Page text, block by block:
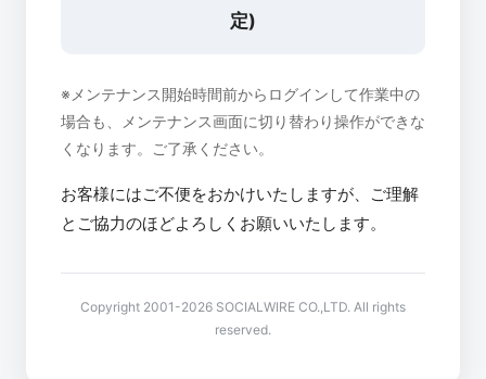
定)
※メンテナンス開始時間前からログインして作業中の
場合も、メンテナンス画面に切り替わり操作ができな
くなります。ご了承ください。
お客様にはご不便をおかけいたしますが、ご理解
とご協力のほどよろしくお願いいたします。
Copyright 2001-2026 SOCIALWIRE CO.,LTD. All rights
reserved.